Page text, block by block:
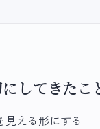
してきたこ
見える形にする